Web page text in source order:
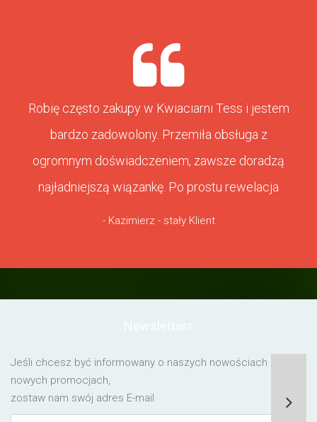
Robię często zakupy w Kwiaciarni Tess i jestem
bardzo zadowolony. Przemiła obsługa z
ogromnym doświadczeniem, zawsze doradzą
najładniejszą wiązankę. Po prostu rewelacja
- Kazimierz - stały Klient
Jeśli chcesz być informowany o naszych nowościach lub o
nowych promocjach,
zostaw nam swój adres E-mail